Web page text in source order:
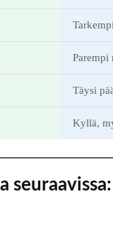
Parempi
Täysi
Kyllä,
seuraavissa: